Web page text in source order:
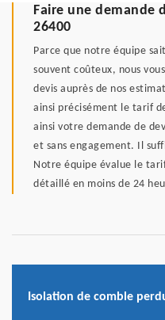
Faire une demande
26400
Parce que notre équipe
souvent coûteux, nous
devis auprès de nos
ainsi précisément le tarif
ainsi votre demande de
et sans engagement. Il
Notre équipe évalue le
détaillé en moins de 24
Isolation de comble